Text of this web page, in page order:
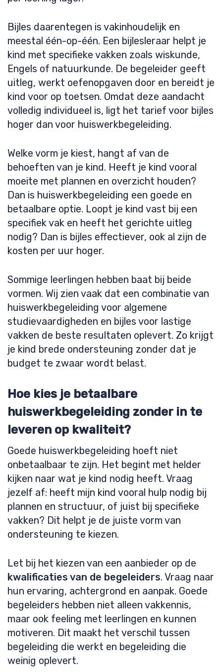
Bijles daarentegen is vakinhoudelijk en
meestal één-op-één. Een bijlesleraar helpt je
kind met specifieke vakken zoals wiskunde,
Engels of natuurkunde. De begeleider geeft
uitleg, werkt oefenopgaven door en bereidt je
kind voor op toetsen. Omdat deze aandacht
volledig individueel is, ligt het tarief voor bijles
hoger dan voor huiswerkbegeleiding.
Welke vorm je kiest, hangt af van de
behoeften van je kind. Heeft je kind vooral
moeite met plannen en overzicht houden?
Dan is huiswerkbegeleiding een goede en
betaalbare optie. Loopt je kind vast bij een
specifiek vak en heeft het gerichte uitleg
nodig? Dan is bijles effectiever, ook al zijn de
kosten per uur hoger.
Sommige leerlingen hebben baat bij beide
vormen. Wij zien vaak dat een combinatie van
huiswerkbegeleiding voor algemene
studievaardigheden en bijles voor lastige
vakken de beste resultaten oplevert. Zo krijgt
je kind brede ondersteuning zonder dat je
budget te zwaar wordt belast.
Hoe kies je betaalbare
huiswerkbegeleiding zonder in te
leveren op kwaliteit?
Goede huiswerkbegeleiding hoeft niet
onbetaalbaar te zijn. Het begint met helder
kijken naar wat je kind nodig heeft. Vraag
jezelf af: heeft mijn kind vooral hulp nodig bij
plannen en structuur, of juist bij specifieke
vakken? Dit helpt je de juiste vorm van
ondersteuning te kiezen.
Let bij het kiezen van een aanbieder op de
kwalificaties van de begeleiders. Vraag naar
hun ervaring, achtergrond en aanpak. Goede
begeleiders hebben niet alleen vakkennis,
maar ook feeling met leerlingen en kunnen
motiveren. Dit maakt het verschil tussen
begeleiding die werkt en begeleiding die
weinig oplevert.